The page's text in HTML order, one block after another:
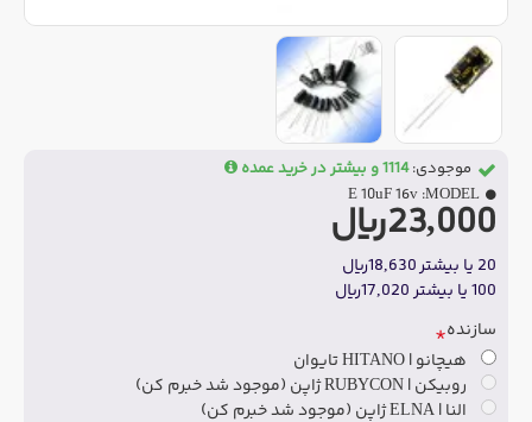
23,000ریال
20 یا بیشتر 18,630ریال
100 یا بیشتر 17,020ریال
موجودی: 1114 و بیشتر در خرید عمده
MODEL:
E 10uF 16v
سازنده
هیچانو | HITANO تایوان
روبیکن | RUBYCON ژاپن (موجود شد خبرم کن)
النا | ELNA ژاپن (موجود شد خبرم کن)